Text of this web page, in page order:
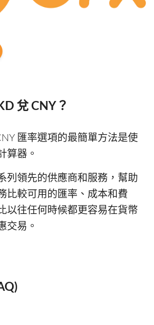
兌 CNY？
匯率選項的最簡單方法是使
算器。
列領先的供應商和服務，幫助
比較可用的匯率、成本和費
以往任何時候都更容易在貨幣
交易。